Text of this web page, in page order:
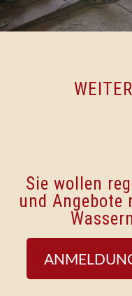
Sie wollen
und Angebote